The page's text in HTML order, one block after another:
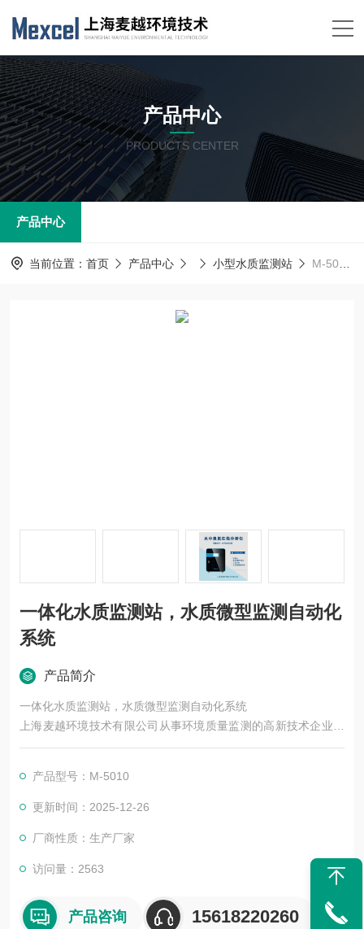
产品中心
PRODUCTS CENTER
产品中心
当前位置： 首页 产品中心 小型水质监测站 M-5010一体化水质监测站，水质微型监测自动化系统
一体化水质监测站，水质微型监测自动化
系统
产品简介
一体化水质监测站，水质微型监测自动化系统
上海麦越环境技术有限公司从事环境质量监测的高新技术企业。
公司业务已覆盖前期现场勘查、全面分析、中期方案设计、产品
供性价比的一站式解决方案。欢迎联络~
产品型号：M-5010
更新时间：2025-12-26
厂商性质：生产厂家
访问量：2563
产品咨询 15618220260